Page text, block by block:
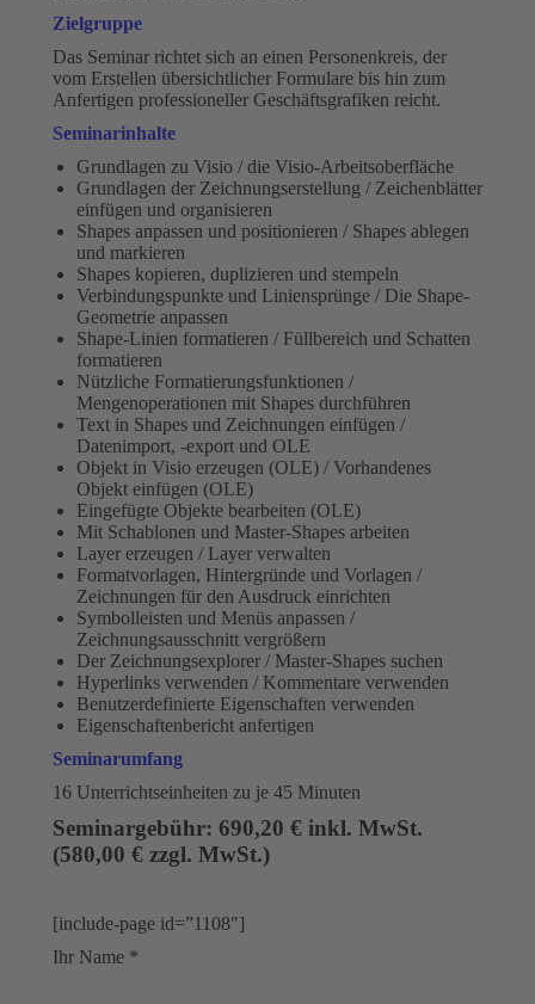
Zielgruppe
Das Seminar richtet sich an einen Personenkreis, der
vom Erstellen übersichtlicher Formulare bis hin zum
Anfertigen professioneller Geschäftsgrafiken reicht.
Seminarinhalte
Grundlagen zu Visio / die Visio-Arbeitsoberfläche
Grundlagen der Zeichnungserstellung / Zeichenblätter
einfügen und organisieren
Shapes anpassen und positionieren / Shapes ablegen
und markieren
Shapes kopieren, duplizieren und stempeln
Verbindungspunkte und Liniensprünge / Die Shape-
Geometrie anpassen
Shape-Linien formatieren / Füllbereich und Schatten
formatieren
Nützliche Formatierungsfunktionen /
Mengenoperationen mit Shapes durchführen
Text in Shapes und Zeichnungen einfügen /
Datenimport, -export und OLE
Objekt in Visio erzeugen (OLE) / Vorhandenes
Objekt einfügen (OLE)
Eingefügte Objekte bearbeiten (OLE)
Mit Schablonen und Master-Shapes arbeiten
Layer erzeugen / Layer verwalten
Formatvorlagen, Hintergründe und Vorlagen /
Zeichnungen für den Ausdruck einrichten
Symbolleisten und Menüs anpassen /
Zeichnungsausschnitt vergrößern
Der Zeichnungsexplorer / Master-Shapes suchen
Hyperlinks verwenden / Kommentare verwenden
Benutzerdefinierte Eigenschaften verwenden
Eigenschaftenbericht anfertigen
Seminarumfang
16 Unterrichtseinheiten zu je 45 Minuten
Seminargebühr: 690,20 € inkl. MwSt.
(580,00 € zzgl. MwSt.)
[include-page id=”1108″]
Ihr Name *